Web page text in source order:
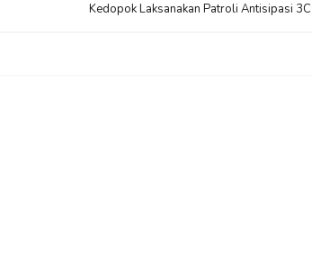
Kedopok Laksanakan Patroli Antisipasi 3C